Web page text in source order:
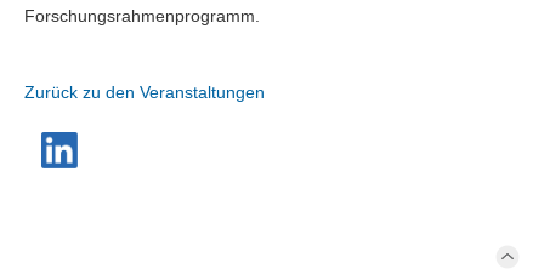
Forschungsrahmenprogramm.
Zurück zu den Veranstaltungen